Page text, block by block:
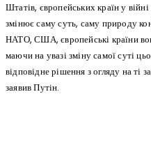
Штатів, європейських країн у
змінює саму суть, саму природу
НАТО, США, європейські країни
маючи на увазі зміну самої суті
відповідне рішення з огляду на ті
заявив Путін.